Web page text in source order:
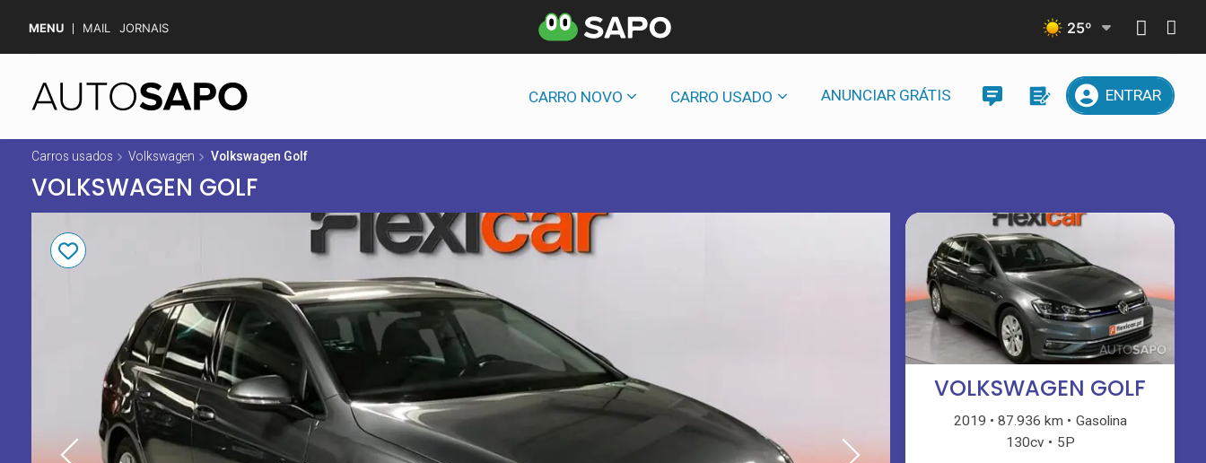
MENU MAIL JORNAIS 25º
CARRO NOVO CARRO USADO ANUNCIAR GRÁTIS ENTRAR
Carros usados Volkswagen Volkswagen Golf
VOLKSWAGEN GOLF
VOLKSWAGEN GOLF
2019 87.936 km
Gasolina
130cv
5P